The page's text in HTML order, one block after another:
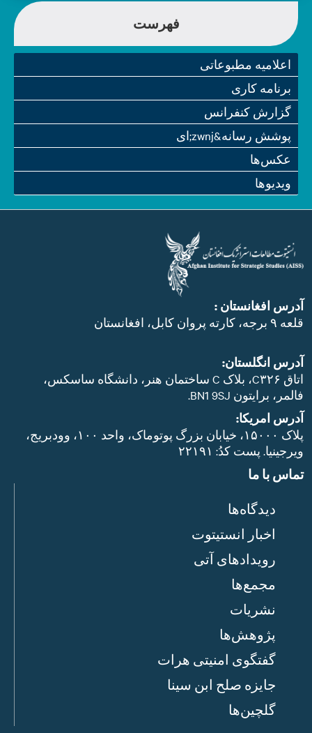
فهرست
اعلامیه مطبوعاتی
برنامه کاری
گزارش کنفرانس
پوشش رسانه&zwnj;ای
عکس‌ها
ویدیو‌ها
آدرس افغانستان :
قلعه ۹ برجه، کارته پروان کابل، افغانستان
آدرس انگلستان:
اتاق C۳۲۶، بلاک C ساختمان هنر، دانشگاه ساسکس،
فالمر، برایتون BN1 9SJ.
آدرس امریکا:
پلاک ۱۵۰۰۰، خیابان بزرگ پوتوماک، واحد ۱۰۰، وودبریج،
ویرجینیا. پست‌ کدُ: ۲۲۱۹۱
تماس با ما
دیدگاه‌ها
اخبار انستیتوت
رویدادهای آتی
مجمع‌ها
نشریات
پژوهش‌ها
گفتگوی امنیتی هرات
جایزه صلح ابن سینا
گلچین‌ها